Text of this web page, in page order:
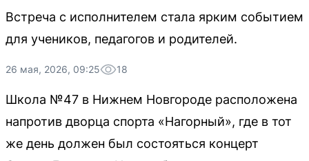
Встреча с исполнителем стала ярким событием
для учеников, педагогов и родителей.
26 мая, 2026, 09:25 18
Школа №47 в Нижнем Новгороде расположена
напротив дворца спорта «Нагорный», где в тот
же день должен был состояться концерт